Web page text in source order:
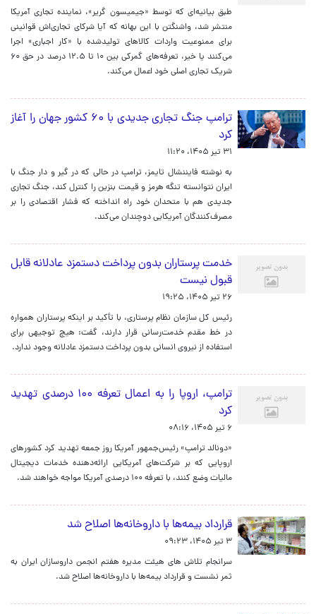
طبق بیانیه‌ای که توسط «جیمیسون گریر»، نماینده تجاری آمریکا
منتشر شد، واشنگتن با این بهانه که آیا شرکای تجاری‌اش قوانینی
برای ممنوعیت واردات کالاهای تولیدشده با «کار اجباری» اجرا
می‌کنند یا خیر، تعرفه‌های گمرکی بین ۱۰ تا ۱۲.۵ درصد در حق ۶۰
شریک تجاری اصلی خود اعمال می‌کند.
ترامپ جنگ تجاری جدیدی با ۶۰ کشور جهان را آغاز
کرد
۳۱ تیر ۱۴۰۵، ۱۱:۲۰
به نوشته فایننشال تایمز، ترامپ در حالی که در گیر و دار جنگ با
ایران نتوانسته تنگه هرمز و قیمت بنزین را کنترل کند، جنگ تجاری
جدیدی هم با متحدان خود راه انداخته که فشار اقتصادی را بر
مصرف‌کنندگان آمریکایی دوچندان می‌کند.
خدمت پرستاران بدون پرداخت دستمزد عادلانه قابل
قبول نیست
۲۶ تیر ۱۴۰۵، ۱۹:۲۵
رئیس کل سازمان نظام پرستاری، با تأکید بر اینکه پرستاران همواره
در خط مقدم خدمت‌رسانی قرار دارند، گفت: هیچ توجیهی برای
استفاده از نیروی انسانی بدون پرداخت دستمزد عادلانه وجود ندارد.
ترامپ، اروپا را به اعمال تعرفه ۱۰۰ درصدی تهدید
کرد
۶ تیر ۱۴۰۵، ۰۸:۱۶
«دونالد ترامپ» رئیس‌جمهور آمریکا روز جمعه تهدید کرد کشورهای
اروپایی که بر شرکت‌های آمریکایی ارائه‌دهنده خدمات دیجیتال
مالیات وضع کنند، با تعرفه ۱۰۰ درصدی آمریکا مواجه خواهند شد.
قرارداد بیمه‌ها با داروخانه‌ها اصلاح شد
۳ تیر ۱۴۰۵، ۰۹:۲۳
سرانجام تلاش های هیئت مدیره هفتم انجمن داروسازان ایران به
ثمر نشست و قرارداد بیمه‌ها با داروخانه‌ها اصلاح شد.